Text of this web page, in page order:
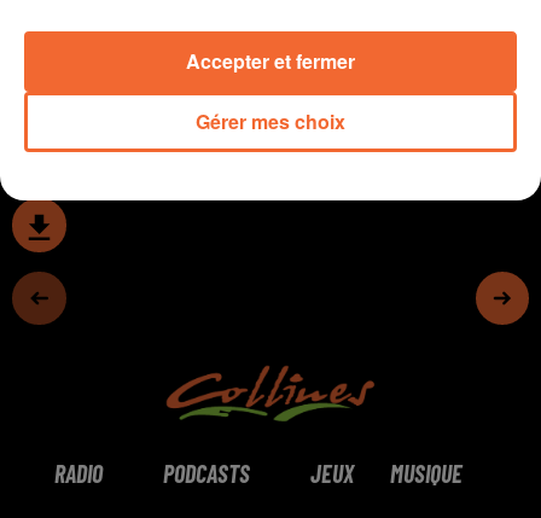
RADIO PODCASTS JEUX MUSIQUE
Gérer mes choix
Accepter et fermer